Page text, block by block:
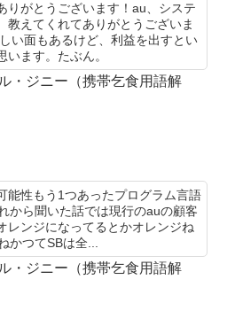
りがとうございます！au、システ
教えてくれてありがとうございま
い面もあるけど、利益を出すとい
います。たぶん。
・ジニー（携帯乞食用語解
能性もう1つあったプログラム言語
から聞いた話では現行のauの顧客
レンジになってるとかオレンジね
かつてSBは全...
・ジニー（携帯乞食用語解